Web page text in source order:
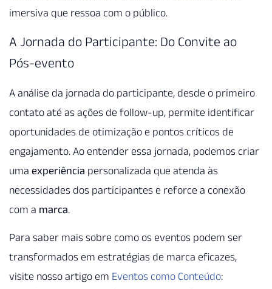
imersiva que ressoa com o público.
A Jornada do Participante: Do Convite ao
Pós-evento
A análise da jornada do participante, desde o primeiro
contato até as ações de follow-up, permite identificar
oportunidades de otimização e pontos críticos de
engajamento. Ao entender essa jornada, podemos criar
uma experiência personalizada que atenda às
necessidades dos participantes e reforce a conexão
com a marca.
Para saber mais sobre como os eventos podem ser
transformados em estratégias de marca eficazes,
visite nosso artigo em Eventos como Conteúdo: